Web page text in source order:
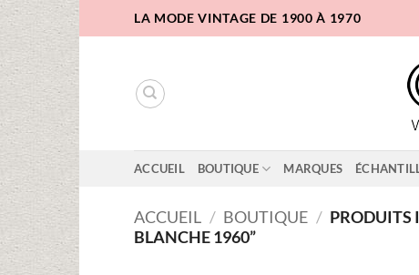
au
LA MODE VINTAGE DE 1900 À 1970
ACCUEIL BOUTIQUE MARQUES
ACCUEIL / BOUTIQUE / PRODUITS
BLANCHE 1960”